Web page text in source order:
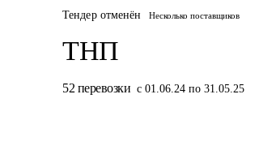
Тендер отменён Несколько поставщиков
ТНП
52 перевозки с 01.06.24 по 31.05.25